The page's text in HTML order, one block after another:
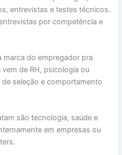
entrevistas e testes técnicos.
por competência e
marca do empregador pra
de RH, psicologia ou
seleção e comportamento
são tecnologia, saúde e
em empresas ou